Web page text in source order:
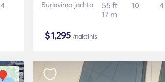
4 Buriavimo jachta
55 ft
17 m
10 4
$1,295 /naktinis